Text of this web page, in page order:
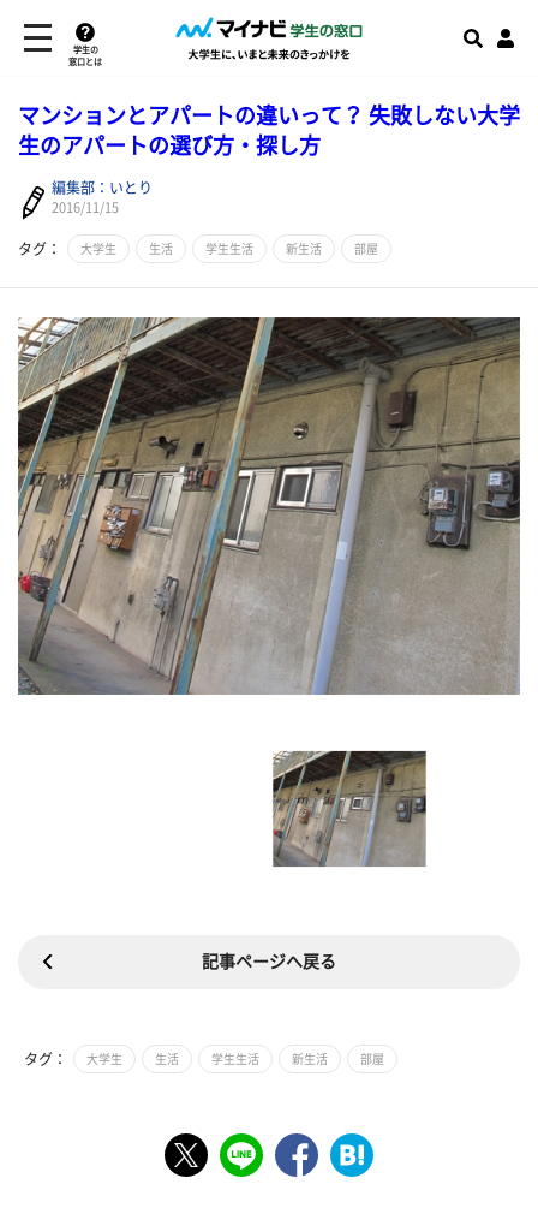
学生の
窓口とは
マンションとアパートの違いって？ 失敗しない大学
生のアパートの選び方・探し方
編集部：いとり
2016/11/15
タグ： 大学生 生活 学生生活 新生活 部屋
記事ページへ戻る
タグ： 大学生 生活 学生生活 新生活 部屋